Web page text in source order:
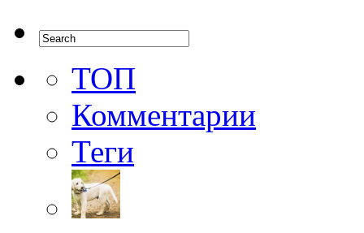
ТОП
Комментарии
Теги